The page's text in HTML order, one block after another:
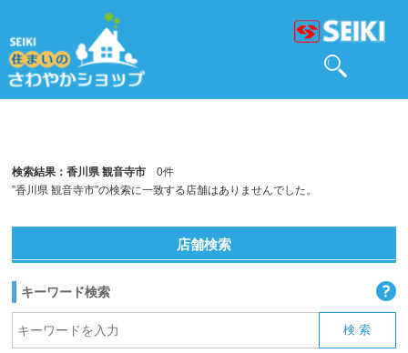
検索結果：香川県 観音寺市 0件
”香川県 観音寺市”の検索に一致する店舗はありませんでした。
店舗検索
キーワード検索